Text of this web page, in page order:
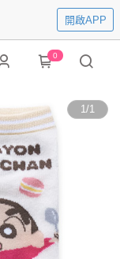
開啟APP
0
1/1